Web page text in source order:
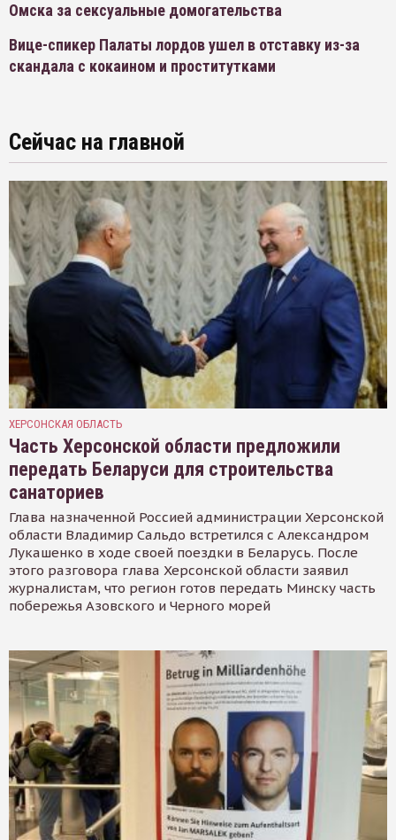
Омска за сексуальные домогательства
Вице-спикер Палаты лордов ушел в отставку из-за
скандала с кокаином и проститутками
Сейчас на главной
ХЕРСОНСКАЯ ОБЛАСТЬ
Часть Херсонской области предложили
передать Беларуси для строительства
санаториев
Глава назначенной Россией администрации Херсонской
области Владимир Сальдо встретился с Александром
Лукашенко в ходе своей поездки в Беларусь. После
этого разговора глава Херсонской области заявил
журналистам, что регион готов передать Минску часть
побережья Азовского и Черного морей